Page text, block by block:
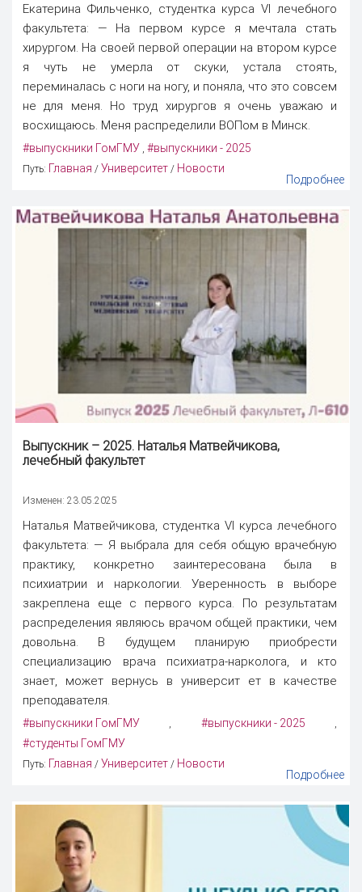
Екатерина Фильченко, студентка курса VI лечебного
факультета: — На первом курсе я мечтала стать
хирургом. На своей первой операции на втором курсе
я чуть не умерла от скуки, устала стоять,
переминалась с ноги на ногу, и поняла, что это совсем
не для меня. Но труд хирургов я очень уважаю и
восхищаюсь. Меня распределили ВОПом в Минск.
#выпускники ГомГМУ , #выпускники - 2025
Путь: Главная / Университет / Новости
Подробнее
Выпускник – 2025. Наталья Матвейчикова,
лечебный факультет
Изменен: 23.05.2025
Наталья Матвейчикова, студентка VI курса лечебного
факультета: — Я выбрала для себя общую врачебную
практику, конкретно заинтересована была в
психиатрии и наркологии. Уверенность в выборе
закреплена еще с первого курса. По результатам
распределения являюсь врачом общей практики, чем
довольна. В будущем планирую приобрести
специализацию врача психиатра-нарколога, и кто
знает, может вернусь в университ ет в качестве
преподавателя.
#выпускники ГомГМУ , #выпускники - 2025 ,
#студенты ГомГМУ
Путь: Главная / Университет / Новости
Подробнее